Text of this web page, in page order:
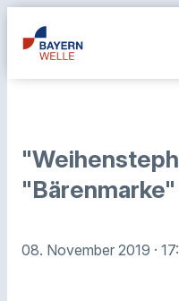
08. November 2019 ·